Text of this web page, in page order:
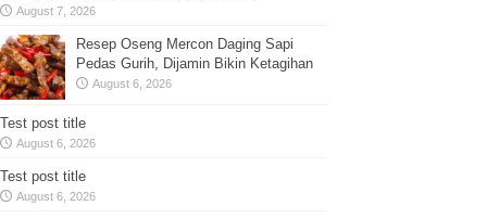
August 7, 2026
Resep Oseng Mercon Daging Sapi
Pedas Gurih, Dijamin Bikin Ketagihan
August 6, 2026
Test post title
August 6, 2026
Test post title
August 6, 2026